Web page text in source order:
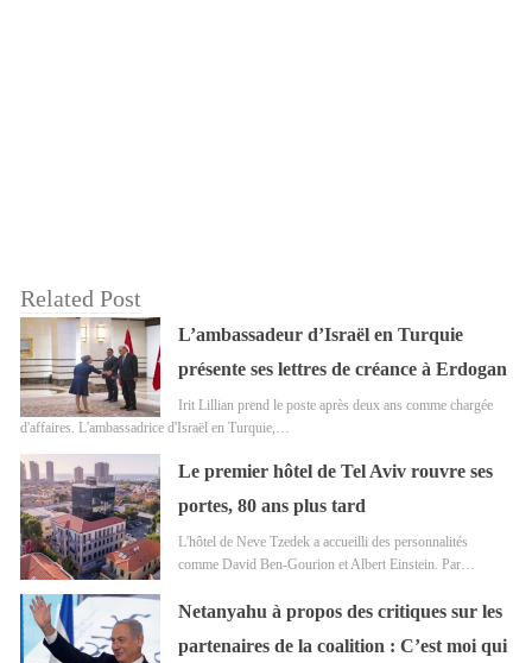
Related Post
L’ambassadeur d’Israël en Turquie
présente ses lettres de créance à Erdogan
Irit Lillian prend le poste après deux ans comme chargée
d'affaires. L'ambassadrice d'Israël en Turquie,…
Le premier hôtel de Tel Aviv rouvre ses
portes, 80 ans plus tard
L'hôtel de Neve Tzedek a accueilli des personnalités
comme David Ben-Gourion et Albert Einstein. Par…
Netanyahu à propos des critiques sur les
partenaires de la coalition : C’est moi qui